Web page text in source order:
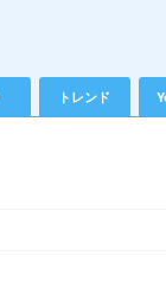
トレンド